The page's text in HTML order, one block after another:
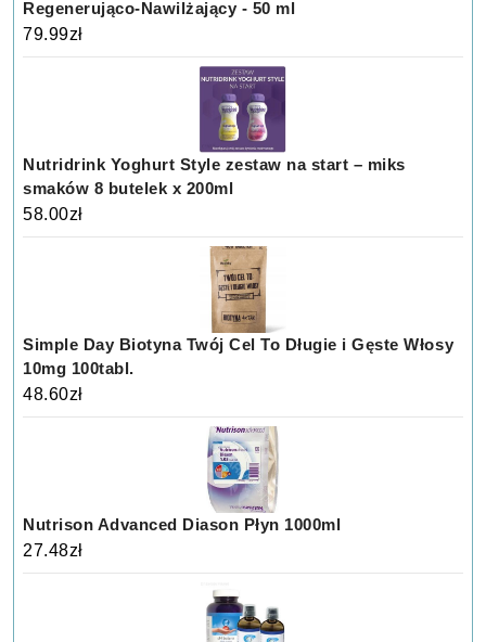
Regenerująco-Nawilżający - 50 ml
79.99zł
Nutridrink Yoghurt Style zestaw na start – miks
smaków 8 butelek x 200ml
58.00zł
Simple Day Biotyna Twój Cel To Długie i Gęste Włosy
10mg 100tabl.
48.60zł
Nutrison Advanced Diason Płyn 1000ml
27.48zł